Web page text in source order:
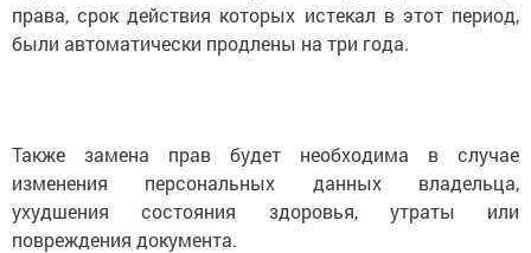
права, срок действия которых истекал в этот период,
были автоматически продлены на три года.
Также замена прав будет необходима в случае
изменения персональных данных владельца,
ухудшения состояния здоровья, утраты или
повреждения документа.